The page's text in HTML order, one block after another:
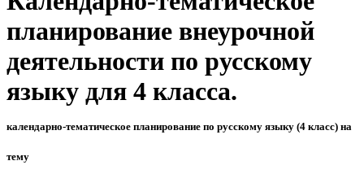
планирование внеурочной
деятельности по русскому
языку для 4 класса.
календарно-тематическое планирование по русскому языку (4 класс) на
тему